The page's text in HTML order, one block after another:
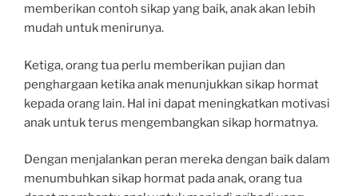
memberikan contoh sikap yang baik, anak akan lebih
mudah untuk menirunya.
Ketiga, orang tua perlu memberikan pujian dan
penghargaan ketika anak menunjukkan sikap hormat
kepada orang lain. Hal ini dapat meningkatkan motivasi
anak untuk terus mengembangkan sikap hormatnya.
Dengan menjalankan peran mereka dengan baik dalam
menumbuhkan sikap hormat pada anak, orang tua